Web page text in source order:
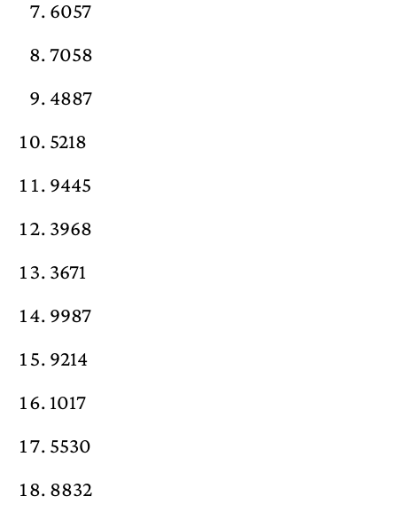
6057
7058
4887
5218
9445
3968
3671
9987
9214
1017
5530
8832